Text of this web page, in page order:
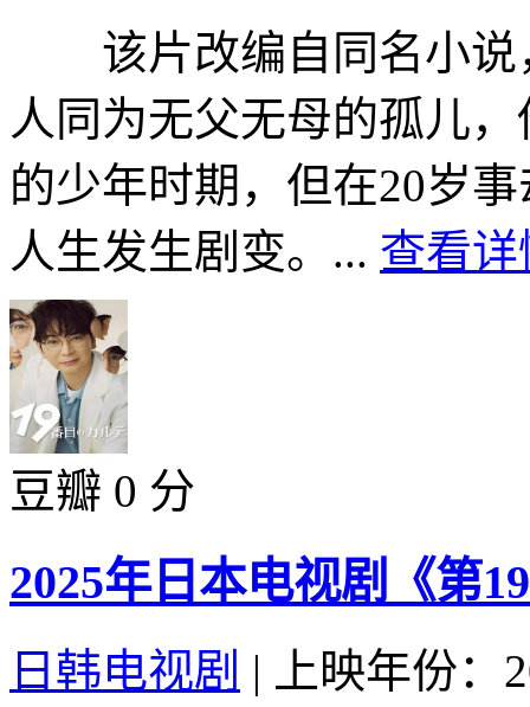
该片改编自同名小说
人同为无父无母的孤儿
的少年时期，但在20岁
人生发生剧变。... 查看详
豆瓣 0 分
2025年日本电视剧《第
日韩电视剧 |
上映年份：